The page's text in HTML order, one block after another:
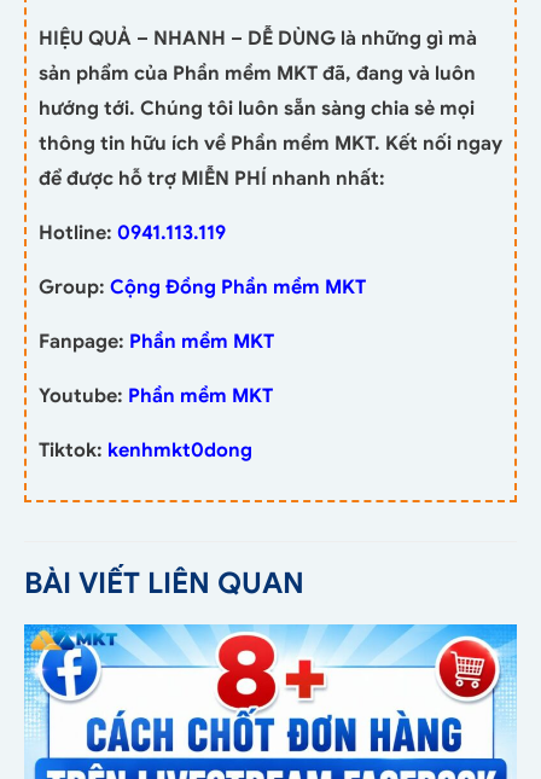
HIỆU QUẢ – NHANH – DỄ DÙNG là những gì mà
sản phẩm của Phần mềm MKT đã, đang và luôn
hướng tới. Chúng tôi luôn sẵn sàng chia sẻ mọi
thông tin hữu ích về Phần mềm MKT. Kết nối ngay
để được hỗ trợ MIỄN PHÍ nhanh nhất:
Hotline: 0941.113.119
Group: Cộng Đồng Phần mềm MKT
Fanpage: Phần mềm MKT
Youtube: Phần mềm MKT
Tiktok: kenhmkt0dong
BÀI VIẾT LIÊN QUAN